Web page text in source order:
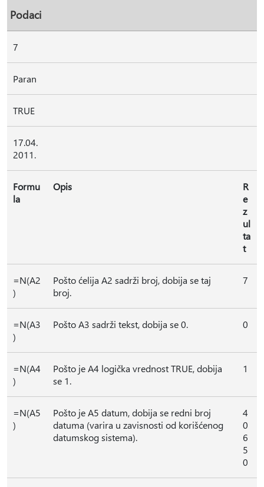
Podaci
7
Paran
TRUE
17.04.
2011.
Formu
la
Opis
R
e
z
ul
ta
t
=N(A2
)
Pošto ćelija A2 sadrži broj, dobija se taj
broj.
7
=N(A3
)
Pošto A3 sadrži tekst, dobija se 0. 0
=N(A4
)
Pošto je A4 logička vrednost TRUE, dobija
se 1.
1
=N(A5
)
Pošto je A5 datum, dobija se redni broj
datuma (varira u zavisnosti od korišćenog
datumskog sistema).
4
0
6
5
0